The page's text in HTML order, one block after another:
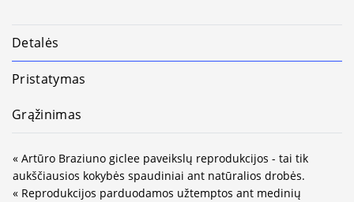
Detalės
Pristatymas
Grąžinimas
« Artūro Braziuno giclee paveikslų reprodukcijos - tai tik
aukščiausios kokybės spaudiniai ant natūralios drobės.
« Reprodukcijos parduodamos užtemptos ant medinių